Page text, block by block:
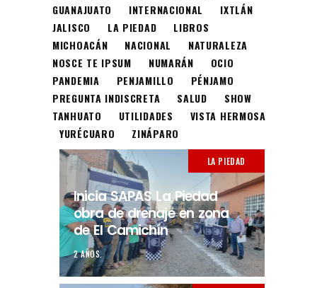
GUANAJUATO
INTERNACIONAL
IXTLÁN
JALISCO
LA PIEDAD
LIBROS
MICHOACÁN
NACIONAL
NATURALEZA
NOSCE TE IPSUM
NUMARÁN
OCIO
PANDEMIA
PENJAMILLO
PÉNJAMO
PREGUNTA INDISCRETA
SALUD
SHOW
TANHUATO
UTILIDADES
VISTA HERMOSA
YURÉCUARO
ZINÁPARO
LA PIEDAD
Inicia SAPAS La Piedad
obra de drenaje en zona
de El Camichín
2 AÑOS.